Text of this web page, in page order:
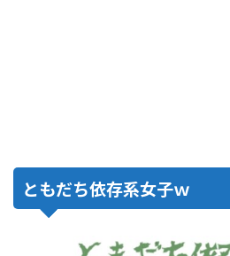
ともだち依存系女子ｗ